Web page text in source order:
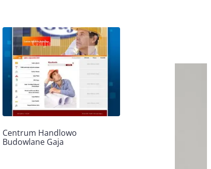
Centrum Handlowo
Budowlane Gaja